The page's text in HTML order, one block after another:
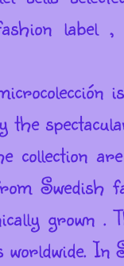
the
collection
Swedish
grown .
In